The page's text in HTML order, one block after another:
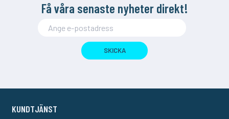
Få våra senaste nyheter direkt!
SKICKA
KUNDTJÄNST